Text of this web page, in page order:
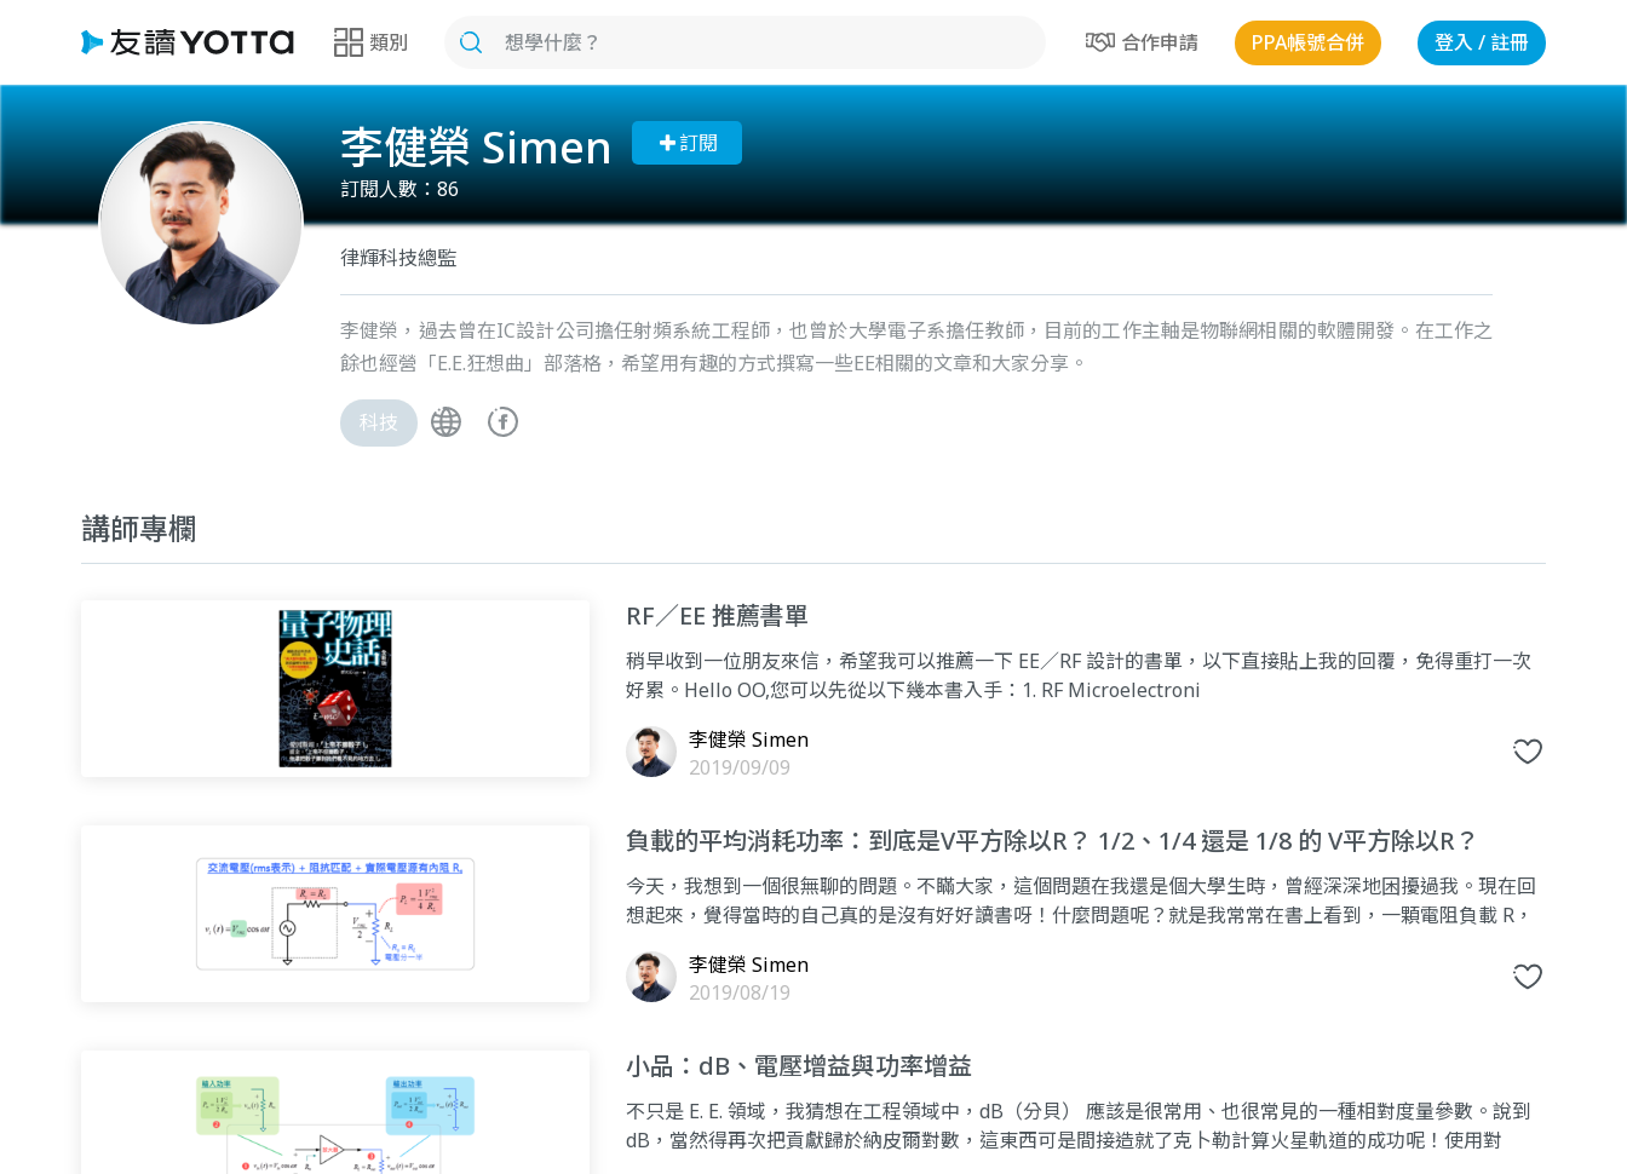
類別 合作申請 PPA帳號合併 登入 / 註冊
李健榮 Simen
訂閱
訂閱人數：86
律輝科技總監
李健榮，過去曾在IC設計公司擔任射頻系統工程師，也曾於大學電子系擔任教師，目前的工作主軸是物聯網相關的軟體開發。在工作之
餘也經營「E.E.狂想曲」部落格，希望用有趣的方式撰寫一些EE相關的文章和大家分享。
科技
講師專欄
RF／EE 推薦書單
稍早收到一位朋友來信，希望我可以推薦一下 EE／RF 設計的書單，以下直接貼上我的回覆，免得重打一次
好累。Hello OO,您可以先從以下幾本書入手：1. RF Microelectroni
李健榮 Simen
2019/09/09
負載的平均消耗功率：到底是V平方除以R？ 1/2、1/4 還是 1/8 的 V平方除以R？
今天，我想到一個很無聊的問題。不瞞大家，這個問題在我還是個大學生時，曾經深深地困擾過我。現在回
想起來，覺得當時的自己真的是沒有好好讀書呀！什麼問題呢？就是我常常在書上看到，一顆電阻負載 R，
李健榮 Simen
2019/08/19
小品：dB、電壓增益與功率增益
不只是 E. E. 領域，我猜想在工程領域中，dB（分貝） 應該是很常用、也很常見的一種相對度量參數。說到
dB，當然得再次把貢獻歸於納皮爾對數，這東西可是間接造就了克卜勒計算火星軌道的成功呢！使用對